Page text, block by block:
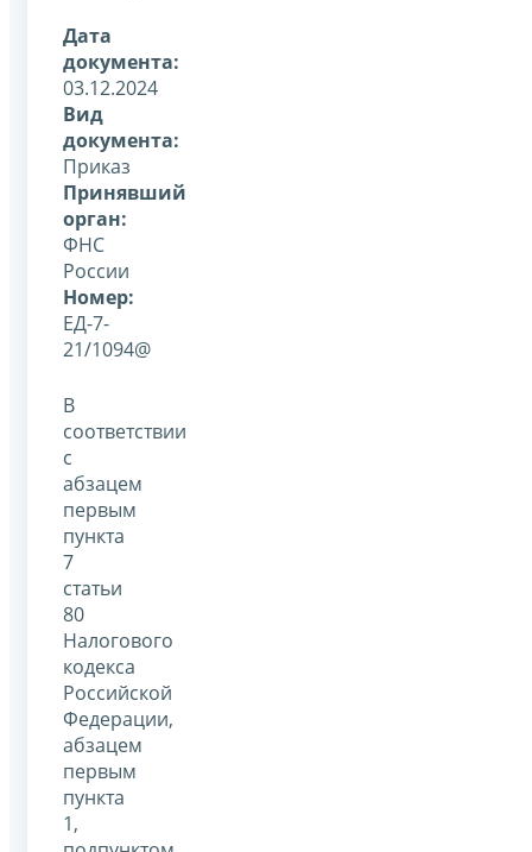
Дата
документа:
03.12.2024
Вид
документа:
Приказ
Принявший
орган:
ФНС
России
Номер:
ЕД-7-
21/1094@
В
соответствии
с
абзацем
первым
пункта
7
статьи
80
Налогового
кодекса
Российской
Федерации,
абзацем
первым
пункта
1,